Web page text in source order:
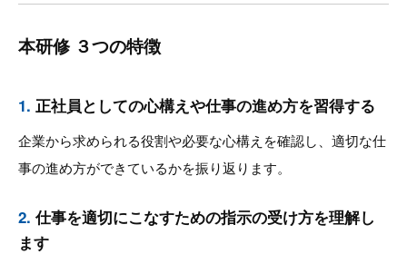
本研修 ３つの特徴
1. 正社員としての心構えや仕事の進め方を習得する
企業から求められる役割や必要な心構えを確認し、適切な仕
事の進め方ができているかを振り返ります。
2. 仕事を適切にこなすための指示の受け方を理解し
ます